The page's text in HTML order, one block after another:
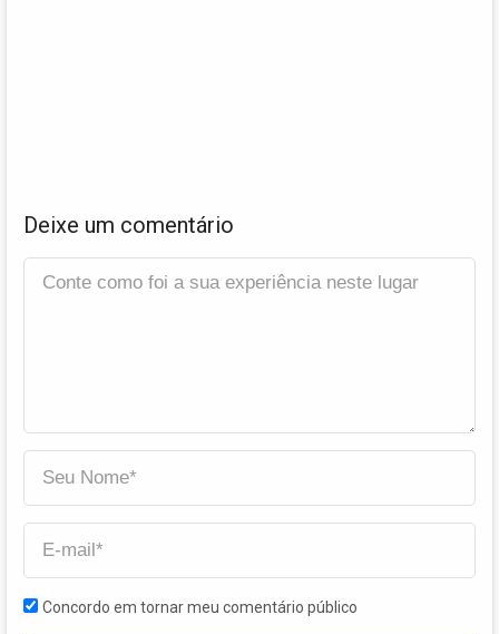
Deixe um comentário
Concordo em tornar meu comentário público